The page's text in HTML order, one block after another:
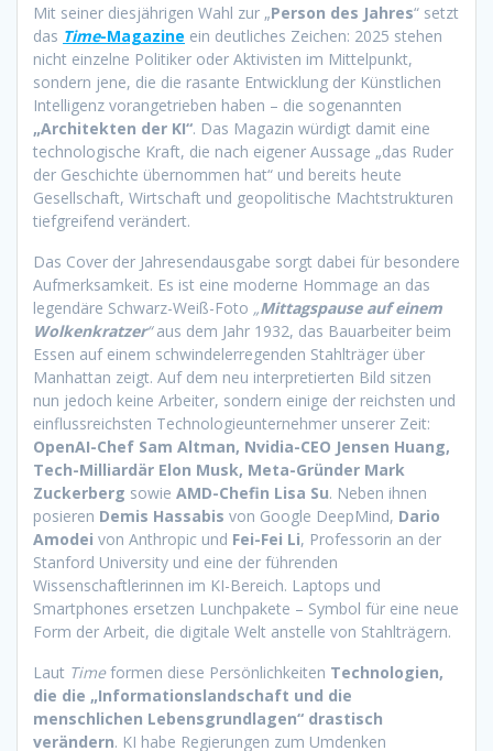
Mit seiner diesjährigen Wahl zur „Person des Jahres“ setzt
das Time-Magazine ein deutliches Zeichen: 2025 stehen
nicht einzelne Politiker oder Aktivisten im Mittelpunkt,
sondern jene, die die rasante Entwicklung der Künstlichen
Intelligenz vorangetrieben haben – die sogenannten
„Architekten der KI“. Das Magazin würdigt damit eine
technologische Kraft, die nach eigener Aussage „das Ruder
der Geschichte übernommen hat“ und bereits heute
Gesellschaft, Wirtschaft und geopolitische Machtstrukturen
tiefgreifend verändert.
Das Cover der Jahresendausgabe sorgt dabei für besondere
Aufmerksamkeit. Es ist eine moderne Hommage an das
legendäre Schwarz-Weiß-Foto „Mittagspause auf einem
Wolkenkratzer“aus dem Jahr 1932, das Bauarbeiter beim
Essen auf einem schwindelerregenden Stahlträger über
Manhattan zeigt. Auf dem neu interpretierten Bild sitzen
nun jedoch keine Arbeiter, sondern einige der reichsten und
einflussreichsten Technologieunternehmer unserer Zeit:
OpenAI-Chef Sam Altman, Nvidia-CEO Jensen Huang,
Tech-Milliardär Elon Musk, Meta-Gründer Mark
Zuckerberg sowie AMD-Chefin Lisa Su. Neben ihnen
posieren Demis Hassabis von Google DeepMind, Dario
Amodei von Anthropic und Fei-Fei Li, Professorin an der
Stanford University und eine der führenden
Wissenschaftlerinnen im KI-Bereich. Laptops und
Smartphones ersetzen Lunchpakete – Symbol für eine neue
Form der Arbeit, die digitale Welt anstelle von Stahlträgern.
Laut Timeformen diese Persönlichkeiten Technologien,
die die „Informationslandschaft und die
menschlichen Lebensgrundlagen“ drastisch
verändern. KI habe Regierungen zum Umdenken